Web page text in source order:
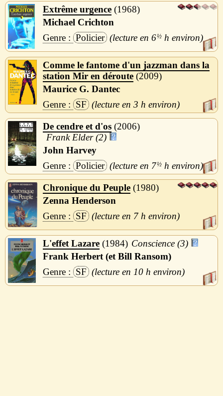
Extrême urgence 1968
Michael Crichton
Policier
6½ h
Comme le fantome d'un jazzman dans la
station Mir en déroute 2009
Maurice G. Dantec
SF
3 h
De cendre et d'os 2006
Frank Elder (2)
John Harvey
Policier
7½ h
Chronique du Peuple 1980
Zenna Henderson
SF
7 h
L'effet Lazare 1984
Conscience (3)
Frank Herbert (et Bill Ransom)
SF
10 h